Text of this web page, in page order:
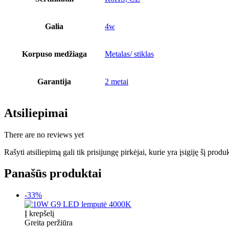
Galia 4w
Korpuso medžiaga Metalas/ stiklas
Garantija 2 metai
Atsiliepimai
There are no reviews yet
Rašyti atsiliepimą gali tik prisijungę pirkėjai, kurie yra įsigiję šį
Panašūs produktai
-33%
Į krepšelį
Greita peržiūra